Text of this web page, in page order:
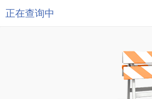
正在查询中